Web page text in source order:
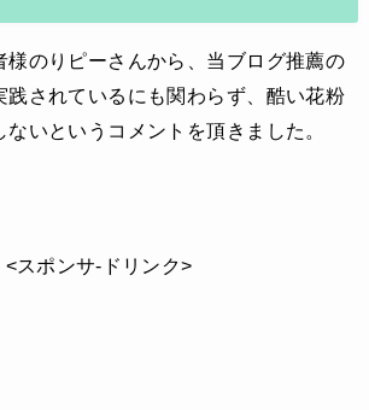
のりピーさんから、 当ブログ推薦の
されているにも関わらず、 酷い花粉
いというコメントを頂きました。
<スポンサ-ドリンク>